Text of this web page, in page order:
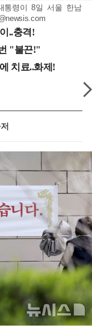
통령이 8일 서울 한남